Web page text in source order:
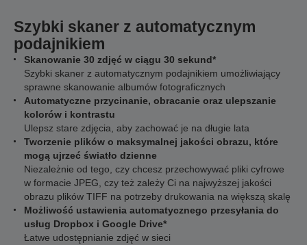
Szybki skaner z automatycznym
podajnikiem
Skanowanie 30 zdjęć w ciągu 30 sekund*
Szybki skaner z automatycznym podajnikiem umożliwiający
sprawne skanowanie albumów fotograficznych
Automatyczne przycinanie, obracanie oraz ulepszanie
kolorów i kontrastu
Ulepsz stare zdjęcia, aby zachować je na długie lata
Tworzenie plików o maksymalnej jakości obrazu, które
mogą ujrzeć światło dzienne
Niezależnie od tego, czy chcesz przechowywać pliki cyfrowe
w formacie JPEG, czy też zależy Ci na najwyższej jakości
obrazu plików TIFF na potrzeby drukowania na większą skalę
Możliwość ustawienia automatycznego przesyłania do
usług Dropbox i Google Drive*
Łatwe udostępnianie zdjęć w sieci